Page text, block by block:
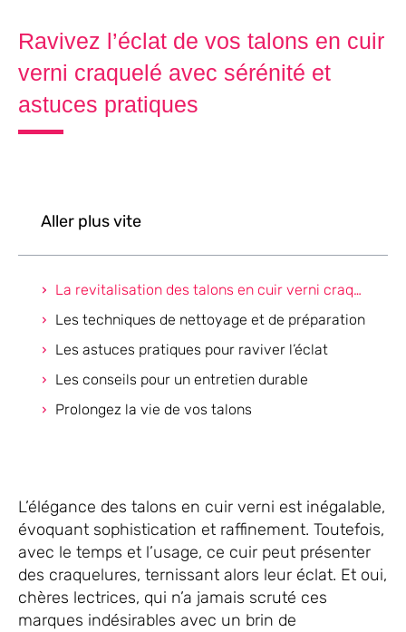
Ravivez l’éclat de vos talons en cuir
verni craquelé avec sérénité et
astuces pratiques
Aller plus vite
La revitalisation des talons en cuir verni craquelé
Les techniques de nettoyage et de préparation
Les astuces pratiques pour raviver l’éclat
Les conseils pour un entretien durable
Prolongez la vie de vos talons
L’élégance des talons en cuir verni est inégalable,
évoquant sophistication et raffinement. Toutefois,
avec le temps et l’usage, ce cuir peut présenter
des craquelures, ternissant alors leur éclat. Et oui,
chères lectrices, qui n’a jamais scruté ces
marques indésirables avec un brin de